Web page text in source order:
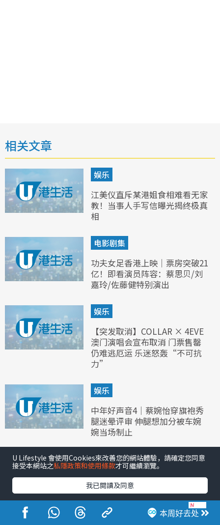
相关文章
娱乐
江美仪直斥某港姐食相难看无家
教！当事人手写信曝光揭终极真
相
电影剧集
功夫女足香港上映｜票房突破21
亿！即看演员阵容：蔡思贝/刘
嘉玲/佐藤健特别演出
娱乐
【突发取消】COLLAR × 4EVE
澳门演唱会宣布取消 门票售罄
仍难逃厄运 乐迷怒轰“不可抗
力”
娱乐
中年好声音4｜蔡婉怡穿旗袍秀
腿迷晕评审 伸腿想加分被车婉
婉当场制止
本周好去处
U Lifestyle 會使用Cookies來改善您的網站體驗，請確定您同意
接受本網站之私隱政策和使用條款才可繼續瀏覽。
我已閱讀及同意